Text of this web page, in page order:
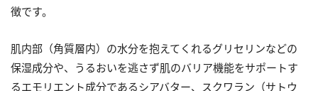
徴です。
肌内部（角質層内）の水分を抱えてくれるグリセリンなどの
保湿成分や、うるおいを逃さず肌のバリア機能をサポートす
るエモリエント成分であるシアバター、スクワラン（サトウ